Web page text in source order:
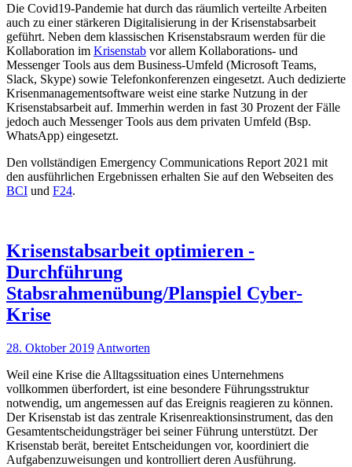
Die Covid19-Pandemie hat durch das räumlich verteilte Arbeiten
auch zu einer stärkeren Digitalisierung in der Krisenstabsarbeit
geführt. Neben dem klassischen Krisenstabsraum werden für die
Kollaboration im Krisenstab vor allem Kollaborations- und
Messenger Tools aus dem Business-Umfeld (Microsoft Teams,
Slack, Skype) sowie Telefonkonferenzen eingesetzt. Auch dedizierte
Krisenmanagementsoftware weist eine starke Nutzung in der
Krisenstabsarbeit auf. Immerhin werden in fast 30 Prozent der Fälle
jedoch auch Messenger Tools aus dem privaten Umfeld (Bsp.
WhatsApp) eingesetzt.
Den vollständigen Emergency Communications Report 2021 mit
den ausführlichen Ergebnissen erhalten Sie auf den Webseiten des
BCI und F24.
Krisenstabsarbeit optimieren -
Durchführung
Stabsrahmenübung/Planspiel Cyber-
Krise
28. Oktober 2019 Antworten
Weil eine Krise die Alltagssituation eines Unternehmens
vollkommen überfordert, ist eine besondere Führungsstruktur
notwendig, um angemessen auf das Ereignis reagieren zu können.
Der Krisenstab ist das zentrale Krisenreaktionsinstrument, das den
Gesamtentscheidungsträger bei seiner Führung unterstützt. Der
Krisenstab berät, bereitet Entscheidungen vor, koordiniert die
Aufgabenzuweisungen und kontrolliert deren Ausführung.